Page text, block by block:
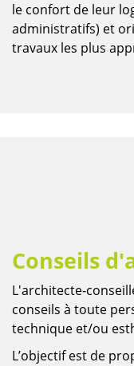
le confort de leur
administratifs) et
travaux les plus
Contenu
Conseils
L'architecte-
conseils à toute
technique et/ou
L’objectif est de